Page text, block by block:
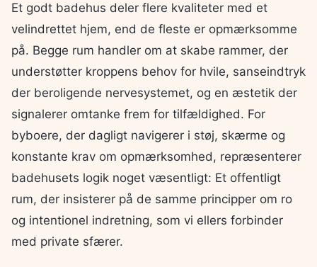
Et godt badehus deler flere kvaliteter med et
velindrettet hjem, end de fleste er opmærksomme
på. Begge rum handler om at skabe rammer, der
understøtter kroppens behov for hvile, sanseindtryk
der beroligende nervesystemet, og en æstetik der
signalerer omtanke frem for tilfældighed. For
byboere, der dagligt navigerer i støj, skærme og
konstante krav om opmærksomhed, repræsenterer
badehusets logik noget væsentligt: Et offentligt
rum, der insisterer på de samme principper om ro
og intentionel indretning, som vi ellers forbinder
med private sfærer.